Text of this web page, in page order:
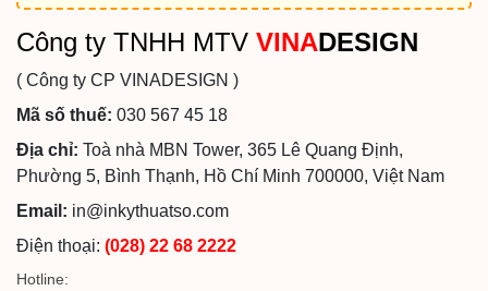
Công ty TNHH MTV VINADESIGN
( Công ty CP VINADESIGN )
Mã số thuế: 030 567 45 18
Địa chỉ: Toà nhà MBN Tower, 365 Lê Quang Định,
Phường 5, Bình Thạnh, Hồ Chí Minh 700000, Việt Nam
Email: in@inkythuatso.com
Điện thoại: (028) 22 68 2222
Hotline: